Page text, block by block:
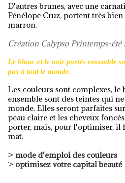
D'autres brunes, avec une
Pénélope Cruz, portent très
marron.
Création Calypso Printemps-été
Le blanc et le noir portés ensemble sont des teintes qui ne vont
pas à tout le monde.
Les couleurs sont complexes, le blanc et le noir portés
ensemble sont des teintes qui
monde. Elles seront parfaites
peau claire et les cheveux
porter, mais, pour l'optimiser, il
mat.
> mode d'emploi des couleurs
> optimisez votre capital beauté